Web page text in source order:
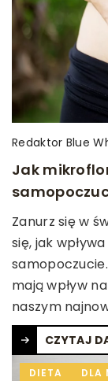
Redaktor Blue
Jak
Zanurz się w
się, jak
mają wpływ
naszym
CZYTAJ
DIETA DLA